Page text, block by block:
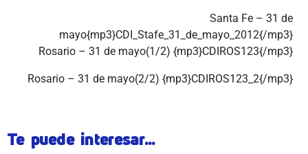
Santa Fe – 31 de
mayo{mp3}CDI_Stafe_31_de_mayo_2012{/mp3}
Rosario – 31 de mayo(1/2) {mp3}CDIROS123{/mp3}
Rosario – 31 de mayo(2/2) {mp3}CDIROS123_2{/mp3}
Te puede interesar...